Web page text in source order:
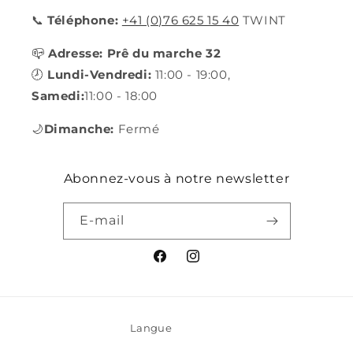
📞Téléphone: +41 (0)76 625 15 40 TWINT
📪Adresse: Prê du marche 32
🕗 Lundi-Vendredi: 11:00 - 19:00,
Samedi:11:00 - 18:00
🌙Dimanche: Fermé
Abonnez-vous à notre newsletter
E-mail
FacebookInstagram
Langue